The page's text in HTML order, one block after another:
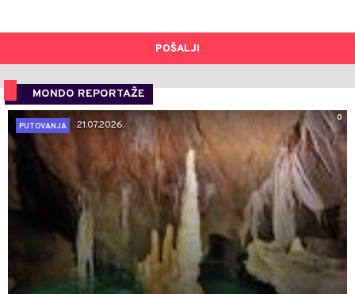
POŠALJI
MONDO REPORTAŽE
0
PUTOVANJA
21.07.2026.